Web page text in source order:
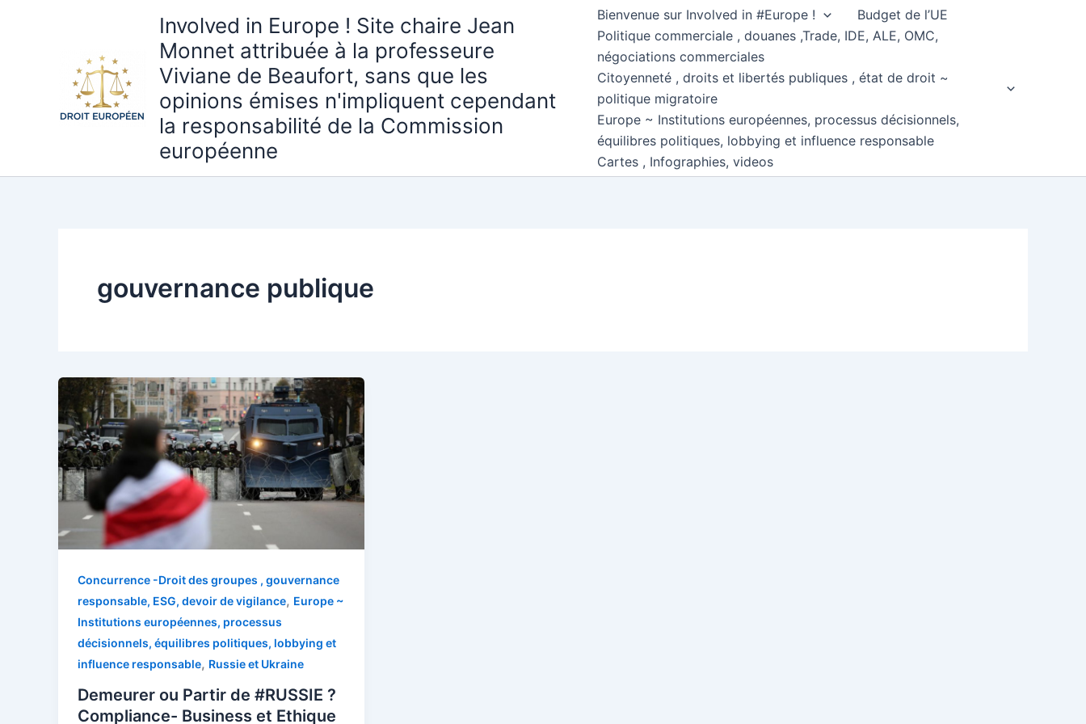
Involved in Europe ! Site chaire Jean
Monnet attribuée à la professeure
Viviane de Beaufort, sans que les
opinions émises n'impliquent cependant
la responsabilité de la Commission
européenne
Bienvenue sur Involved in #Europe !
Budget de l’UE
Politique commerciale , douanes ,Trade, IDE, ALE, OMC,
négociations commerciales
Citoyenneté , droits et libertés publiques , état de droit ~
politique migratoire
Europe ~ Institutions européennes, processus décisionnels,
équilibres politiques, lobbying et influence responsable
Cartes , Infographies, videos
gouvernance publique
Concurrence -Droit des groupes , gouvernance
responsable, ESG, devoir de vigilance, Europe ~
Institutions européennes, processus
décisionnels, équilibres politiques, lobbying et
influence responsable, Russie et Ukraine
Demeurer ou Partir de #RUSSIE ?
Compliance- Business et Ethique